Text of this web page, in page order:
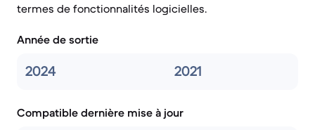
termes de fonctionnalités logicielles.
Année de sortie
2024 2021
Compatible dernière mise à jour